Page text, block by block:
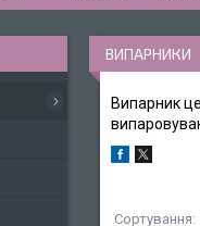
ВИПАРНИКИ
Випарник